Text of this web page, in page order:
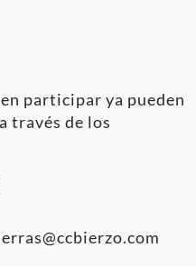
participar ya pueden
través de los